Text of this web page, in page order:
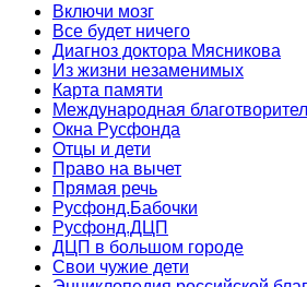
Включи мозг
Все будет ничего
Диагноз доктора Мясникова
Из жизни незаменимых
Карта памяти
Международная
Окна Русфонда
Отцы и дети
Право на вычет
Прямая речь
Русфонд.Бабочки
Русфонд.ДЦП
ДЦП в большом городе
Свои чужие дети